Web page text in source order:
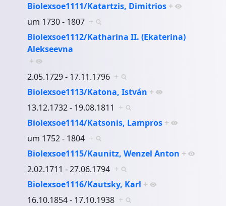
Biolexsoe1111/Katartzis, Dimitrios +
um 1730 - 1807 +
Biolexsoe1112/Katharina II. (Ekaterina)
Alekseevna
+
2.05.1729 - 17.11.1796 +
Biolexsoe1113/Katona, István +
13.12.1732 - 19.08.1811 +
Biolexsoe1114/Katsonis, Lampros +
um 1752 - 1804 +
Biolexsoe1115/Kaunitz, Wenzel Anton +
2.02.1711 - 27.06.1794 +
Biolexsoe1116/Kautsky, Karl +
16.10.1854 - 17.10.1938 +